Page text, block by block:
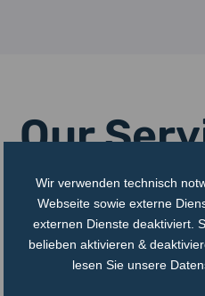
Our
the visitor.
Wir verwenden technisch
Webseite sowie externe
externen Dienste deaktiviert.
belieben aktivieren &
lesen Sie unsere